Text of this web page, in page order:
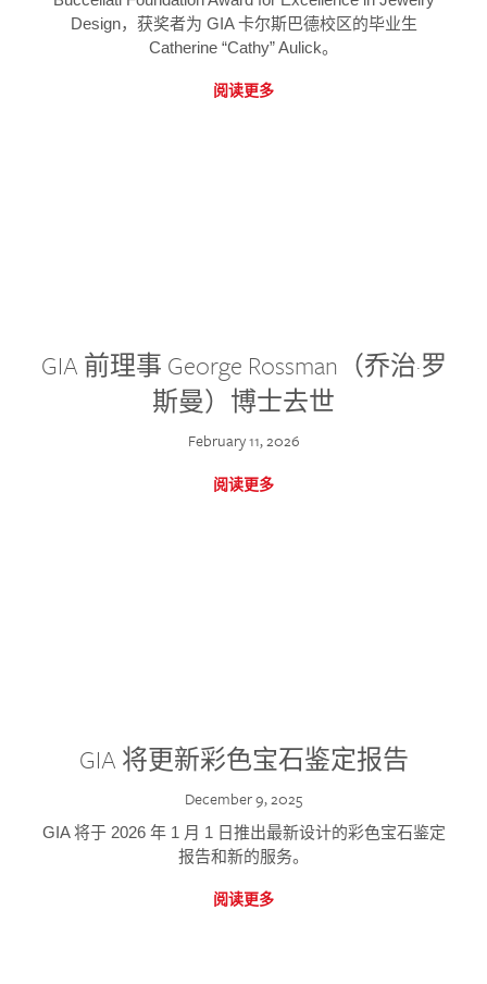
Design，获奖者为 GIA 卡尔斯巴德校区的毕业生
Catherine “Cathy” Aulick。
阅读更多
GIA 前理事 George Rossman（乔治·罗
斯曼）博士去世
February 11, 2026
阅读更多
GIA 将更新彩色宝石鉴定报告
December 9, 2025
GIA 将于 2026 年 1 月 1 日推出最新设计的彩色宝石鉴定
报告和新的服务。
阅读更多